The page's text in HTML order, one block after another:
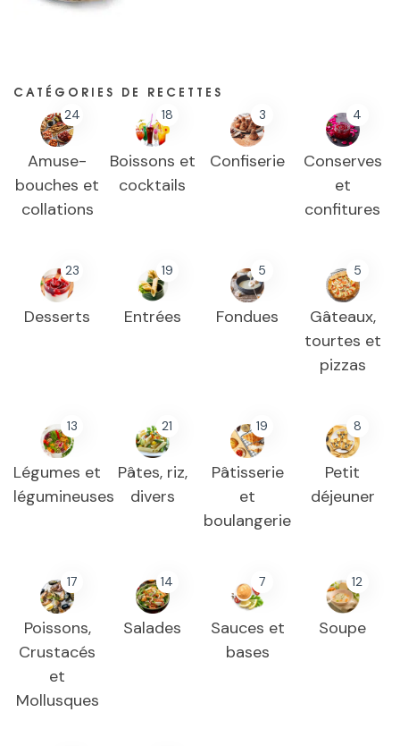
CATÉGORIES DE RECETTES
24
Amuse-
bouches et
collations
18
Boissons et
cocktails
3
Confiserie
4
Conserves
et
confitures
23
Desserts
19
Entrées
5
Fondues
5
Gâteaux,
tourtes et
pizzas
13
Légumes et
légumineuses
21
Pâtes, riz,
divers
19
Pâtisserie
et
boulangerie
8
Petit
déjeuner
17
Poissons,
Crustacés
et
Mollusques
14
Salades
7
Sauces et
bases
12
Soupe